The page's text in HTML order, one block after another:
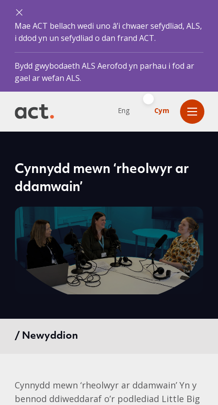
Mae ACT bellach wedi uno â’i chwaer sefydliad, ALS,
i ddod yn un sefydliad o dan frand ACT.
Bydd gwybodaeth ALS Aerofod yn parhau i fod ar
gael ar wefan ALS.
Eng Cym
Cynnydd mewn ‘rheolwyr ar
ddamwain’
/ Newyddion
Cynnydd mewn ‘rheolwyr ar ddamwain’ Yn y
bennod ddiweddaraf o’r podlediad Little Big